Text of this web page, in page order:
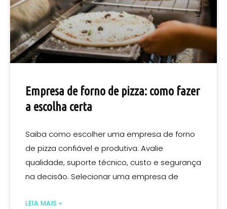
Empresa de forno de pizza: como fazer
a escolha certa
Saiba como escolher uma empresa de forno
de pizza confiável e produtiva. Avalie
qualidade, suporte técnico, custo e segurança
na decisão. Selecionar uma empresa de
LEIA MAIS »